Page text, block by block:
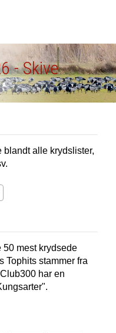
- Skive
alle krydslister,
50 mest krydsede
Tophits stammer fra
har en